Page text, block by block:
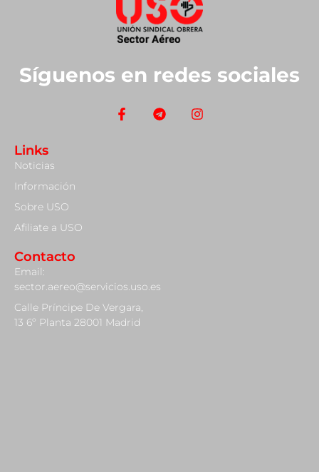
Síguenos en redes sociales
Links
Noticias
Información
Sobre USO
Afiliate a USO
Contacto
Email:
sector.aereo@servicios.uso.es
Calle Príncipe De Vergara,
13 6º Planta 28001 Madrid